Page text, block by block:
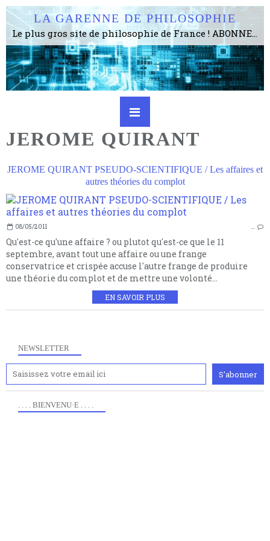
LA GARENNE DE PHILOSOPHIE
Le plus gros site de philosophie de France ! ABONNEZ-VOUS ! 4115 Articles, 1634 abonné·e·s, depuis 2006 . . . . . . . . 2 852 214 pages vues jusqu'à présent. Prestance et être apte à un plus grand nombre de choses.
JEROME QUIRANT
JEROME QUIRANT PSEUDO-SCIENTIFIQUE / Les affaires et
autres théories du complot
08/05/2011 …
Qu'est-ce qu'une affaire ? ou plutot qu'est-ce que le 11
septembre, avant tout une affaire ou une frange
conservatrice et crispée accuse l'autre frange de produire
une théorie du complot et de mettre une volonté...
EN SAVOIR PLUS
NEWSLETTER
. . . . BIENVENU·E . . . .